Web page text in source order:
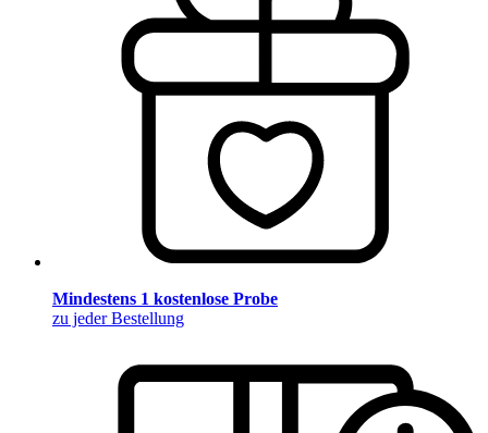
Mindestens 1 kostenlose Probe
zu jeder Bestellung